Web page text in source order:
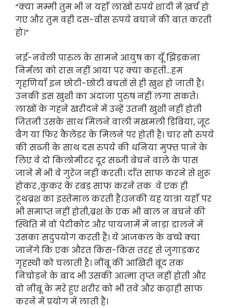
“क्या मम्मी तुम भी न यहाँ लाखों रुपये शादी में ख़र्च हो
गए और तुम वही दस-बीस रुपये बचाने की बात करती
हो।”
नई-नवेली पारुल के सामने आयुष का यूँ झिड़कना
निर्मला को रास नहीं आया पर क्या कहती…हम
गृहणियाँ इन छोटी-छोटी बचतों से ही खुश हो जाती हैं।
उनकी इस खुशी का अंदाजा पुरुष नहीं लगा सकते।
लाखों के गहने खरीदने में उन्हें उतनी खुशी नहीं होती
जितनी उसके साथ मिलने वाली मखमली डिबिया, जूट
बैग या फिर कैलेंडर के मिलने पर होती है। चार सौ रुपये
की सब्जी के साथ दस रुपये की धनिया मुफ्त पाने के
लिए वे दो किलोमीटर दूर सब्जी बेचने वाले के पास
जाने में भी वे गुरेज नहीं करती। दाँत साफ करने से शुरू
होकर ,कुकर के रबड़ साफ करने तक वे एक ही
टूथब्रश का इस्तेमाल करती हैं।उनकी यह यात्रा यहाँ पर
भी समाप्त नहीं होती,ब्रश के एक भी बाल न बचने की
स्थिति में वो पेटीकोट और पायजामें में नाड़ा डालने में
उसका सदुपयोग करती हैं। ये आजकल के बच्चे क्या
जानेंगे कि एक औरत किस-किस तरह से जुगाड़कर
गृहस्थी को चलाती है। नींबू की आखिरी बूंद तक
निचोड़ने के बाद भी उसकी आत्मा तृप्त नहीं होती और
वो नींबू के मरे हुए शरीर को भी तवे और कढ़ाही साफ
करने में प्रयोग में लाती हैं।